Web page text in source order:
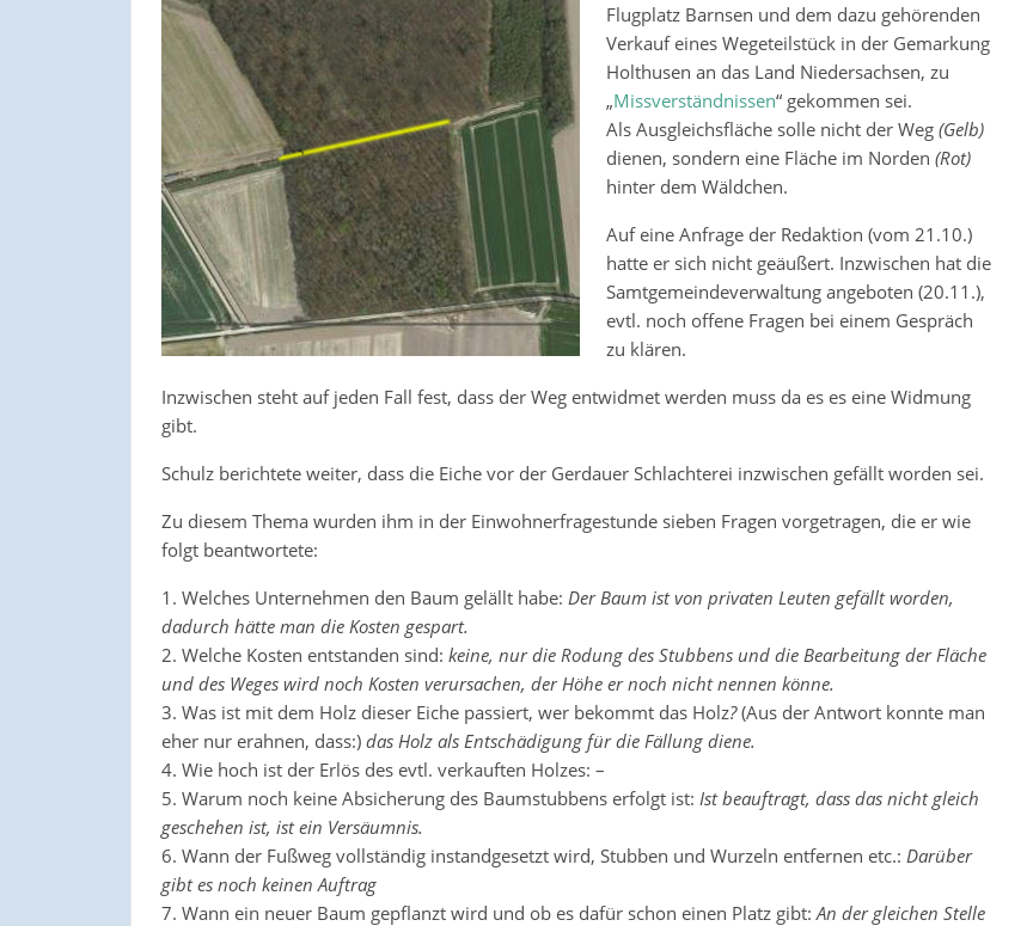
Flugplatz Barnsen und dem dazu gehörenden
Verkauf eines Wegeteilstück in der Gemarkung
Holthusen an das Land Niedersachsen, zu
„Missverständnissen“ gekommen sei.
Als Ausgleichsfläche solle nicht der Weg (Gelb)
dienen, sondern eine Fläche im Norden (Rot)
hinter dem Wäldchen.
Auf eine Anfrage der Redaktion (vom 21.10.)
hatte er sich nicht geäußert. Inzwischen hat die
Samtgemeindeverwaltung angeboten (20.11.),
evtl. noch offene Fragen bei einem Gespräch
zu klären.
Inzwischen steht auf jeden Fall fest, dass der Weg entwidmet werden muss da es es eine Widmung
gibt.
Schulz berichtete weiter, dass die Eiche vor der Gerdauer Schlachterei inzwischen gefällt worden sei.
Zu diesem Thema wurden ihm in der Einwohnerfragestunde sieben Fragen vorgetragen, die er wie
folgt beantwortete:
1. Welches Unternehmen den Baum gelällt habe: Der Baum ist von privaten Leuten gefällt worden,
dadurch hätte man die Kosten gespart.
2. Welche Kosten entstanden sind: keine, nur die Rodung des Stubbens und die Bearbeitung der Fläche
und des Weges wird noch Kosten verursachen, der Höhe er noch nicht nennen könne.
3. Was ist mit dem Holz dieser Eiche passiert, wer bekommt das Holz?(Aus der Antwort konnte man
eher nur erahnen, dass:) das Holz als Entschädigung für die Fällung diene.
4. Wie hoch ist der Erlös des evtl. verkauften Holzes: –
5. Warum noch keine Absicherung des Baumstubbens erfolgt ist: Ist beauftragt, dass das nicht gleich
geschehen ist, ist ein Versäumnis.
6. Wann der Fußweg vollständig instandgesetzt wird, Stubben und Wurzeln entfernen etc.: Darüber
gibt es noch keinen Auftrag
7. Wann ein neuer Baum gepflanzt wird und ob es dafür schon einen Platz gibt: An der gleichen Stelle